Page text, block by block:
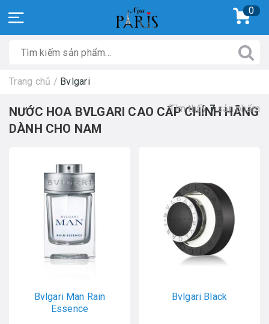
0
Trang chủ / Bvlgari
NƯỚC HOA BVLGARI CAO CẤP CHÍNH HÃNG
DÀNH CHO NAM
Tìm thấy7sản phẩm
Bvlgari Man Rain
Essence
Bvlgari Black